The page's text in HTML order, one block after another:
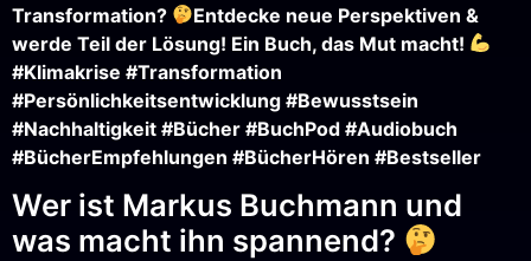
Transformation?
Entdecke neue Perspektiven &
werde Teil der Lösung! Ein Buch, das Mut macht!
#Klimakrise #Transformation
#Persönlichkeitsentwicklung #Bewusstsein
#Nachhaltigkeit #Bücher #BuchPod #Audiobuch
#BücherEmpfehlungen #BücherHören #Bestseller
Wer ist Markus Buchmann und
was macht ihn spannend?